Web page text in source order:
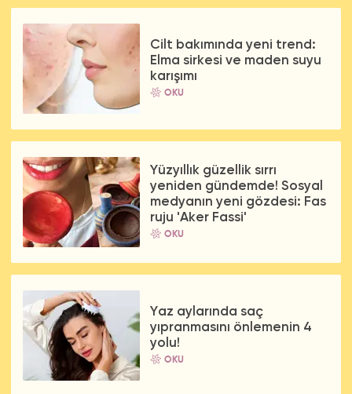
Cilt bakımında yeni trend:
Elma sirkesi ve maden suyu
karışımı
OKU
Yüzyıllık güzellik sırrı
yeniden gündemde! Sosyal
medyanın yeni gözdesi: Fas
ruju 'Aker Fassi'
OKU
Yaz aylarında saç
yıpranmasını önlemenin 4
yolu!
OKU